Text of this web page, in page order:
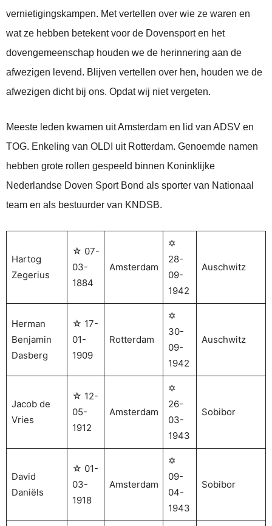
vernietigingskampen. Met vertellen over wie ze waren en
wat ze hebben betekent voor de Dovensport en het
dovengemeenschap houden we de herinnering aan de
afwezigen levend. Blijven vertellen over hen, houden we de
afwezigen dicht bij ons. Opdat wij niet vergeten.
Meeste leden kwamen uit Amsterdam en lid van ADSV en
TOG. Enkeling van OLDI uit Rotterdam. Genoemde namen
hebben grote rollen gespeeld binnen Koninklijke
Nederlandse Doven Sport Bond als sporter van Nationaal
team en als bestuurder van KNDSB.
Hartog
Zegerius
☆ 07-
03-
1884
Amsterdam
✡
28-
09-
1942
Auschwitz
Herman
Benjamin
Dasberg
☆ 17-
01-
1909
Rotterdam
✡
30-
09-
1942
Auschwitz
Jacob de
Vries
☆ 12-
05-
1912
Amsterdam
✡
26-
03-
1943
Sobibor
David
Daniëls
☆ 01-
03-
1918
Amsterdam
✡
09-
04-
1943
Sobibor